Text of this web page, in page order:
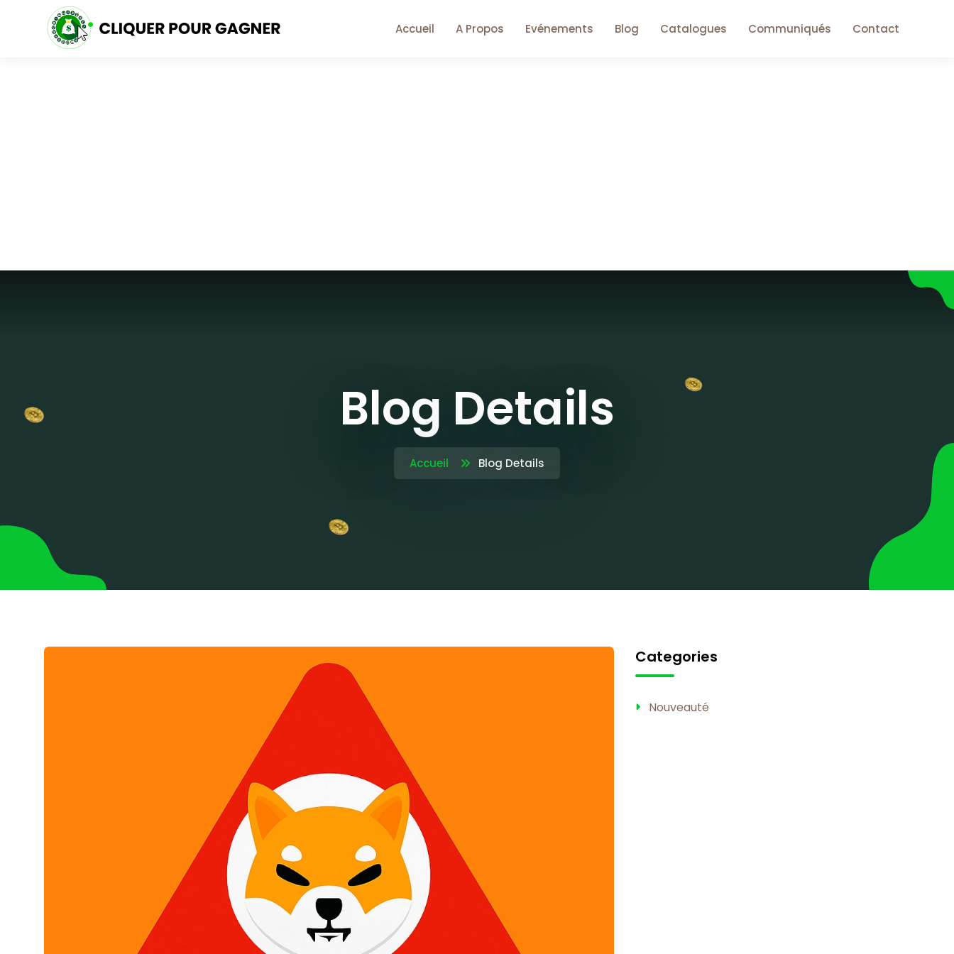
Accueil A Propos Evénements Blog Catalogues Communiqués Contact
Blog Details
Accueil Blog Details
Categories
Nouveauté